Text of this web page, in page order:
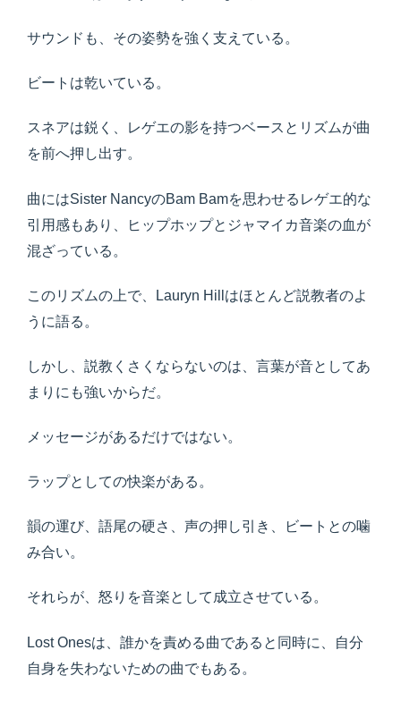
サウンドも、その姿勢を強く支えている。
ビートは乾いている。
スネアは鋭く、レゲエの影を持つベースとリズムが曲
を前へ押し出す。
曲にはSister NancyのBam Bamを思わせるレゲエ的な
引用感もあり、ヒップホップとジャマイカ音楽の血が
混ざっている。
このリズムの上で、Lauryn Hillはほとんど説教者のよ
うに語る。
しかし、説教くさくならないのは、言葉が音としてあ
まりにも強いからだ。
メッセージがあるだけではない。
ラップとしての快楽がある。
韻の運び、語尾の硬さ、声の押し引き、ビートとの噛
み合い。
それらが、怒りを音楽として成立させている。
Lost Onesは、誰かを責める曲であると同時に、自分
自身を失わないための曲でもある。